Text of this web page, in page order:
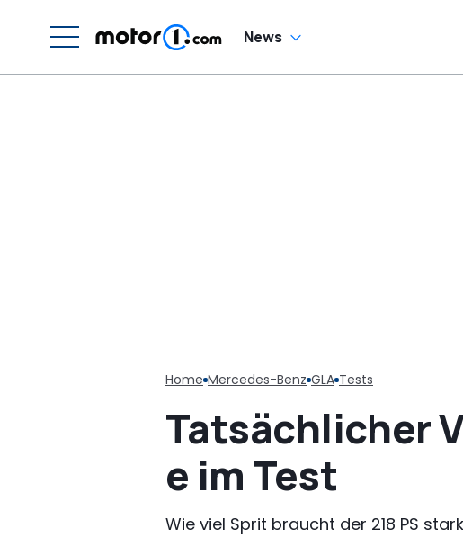
News
Home Mercedes-Benz GLA Tests
Tatsächlicher
e im Test
Wie viel Sprit braucht der 218 PS